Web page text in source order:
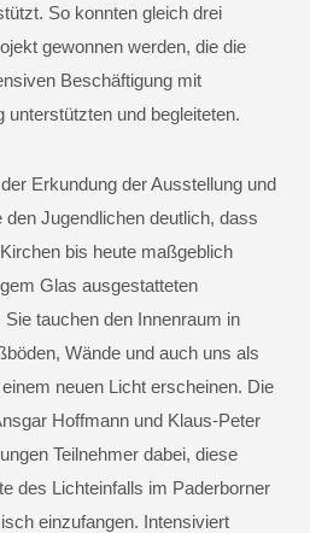
So konnten gleich drei
gewonnen werden, die die
Beschäftigung mit
unterstützten und begleiteten.
Erkundung der Ausstellung und
Jugendlichen deutlich, dass
bis heute maßgeblich
Glas ausgestatteten
tauchen den Innenraum in
Wände und auch uns als
neuen Licht erscheinen. Die
Hoffmann und Klaus-Peter
Teilnehmer dabei, diese
des Lichteinfalls im Paderborner
einzufangen. Intensiviert